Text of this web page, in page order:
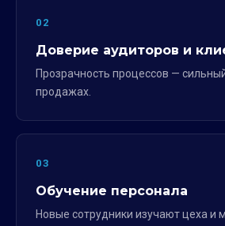
02
Доверие аудиторов и
Прозрачность процессов —
продажах.
03
Обучение персонала
Новые сотрудники изучают цеха и